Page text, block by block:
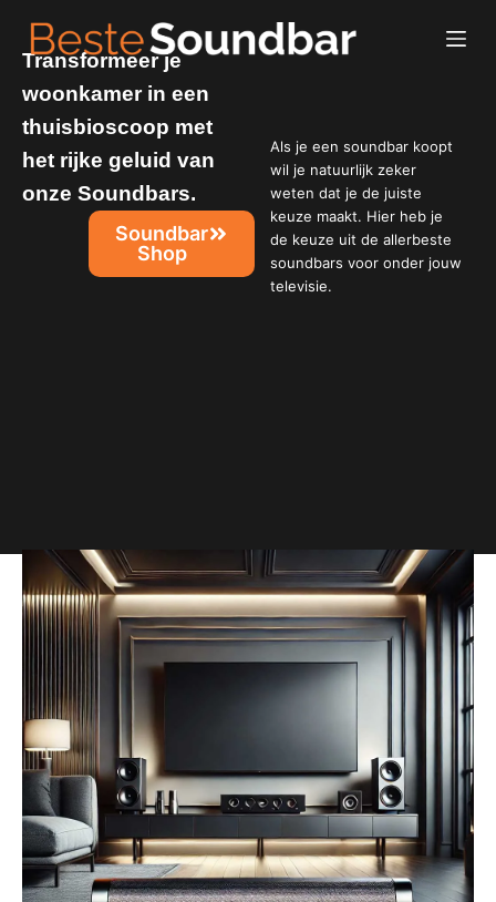
Transformeer je
woonkamer in een
thuisbioscoop met
het rijke geluid van
onze Soundbars.
Soundbar
Shop
Als je een soundbar koopt
wil je natuurlijk zeker
weten dat je de juiste
keuze maakt. Hier heb je
de keuze uit de allerbeste
soundbars voor onder jouw
televisie.